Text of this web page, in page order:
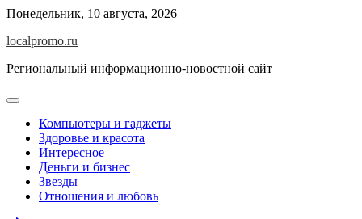
Перейти
содержимому
Понедельник, 10 августа, 2026
localpromo.ru
Региональный информационно-новостной сайт
Компьютеры и гаджеты
Здоровье и красота
Интересное
Деньги и бизнес
Звезды
Отношения и любовь